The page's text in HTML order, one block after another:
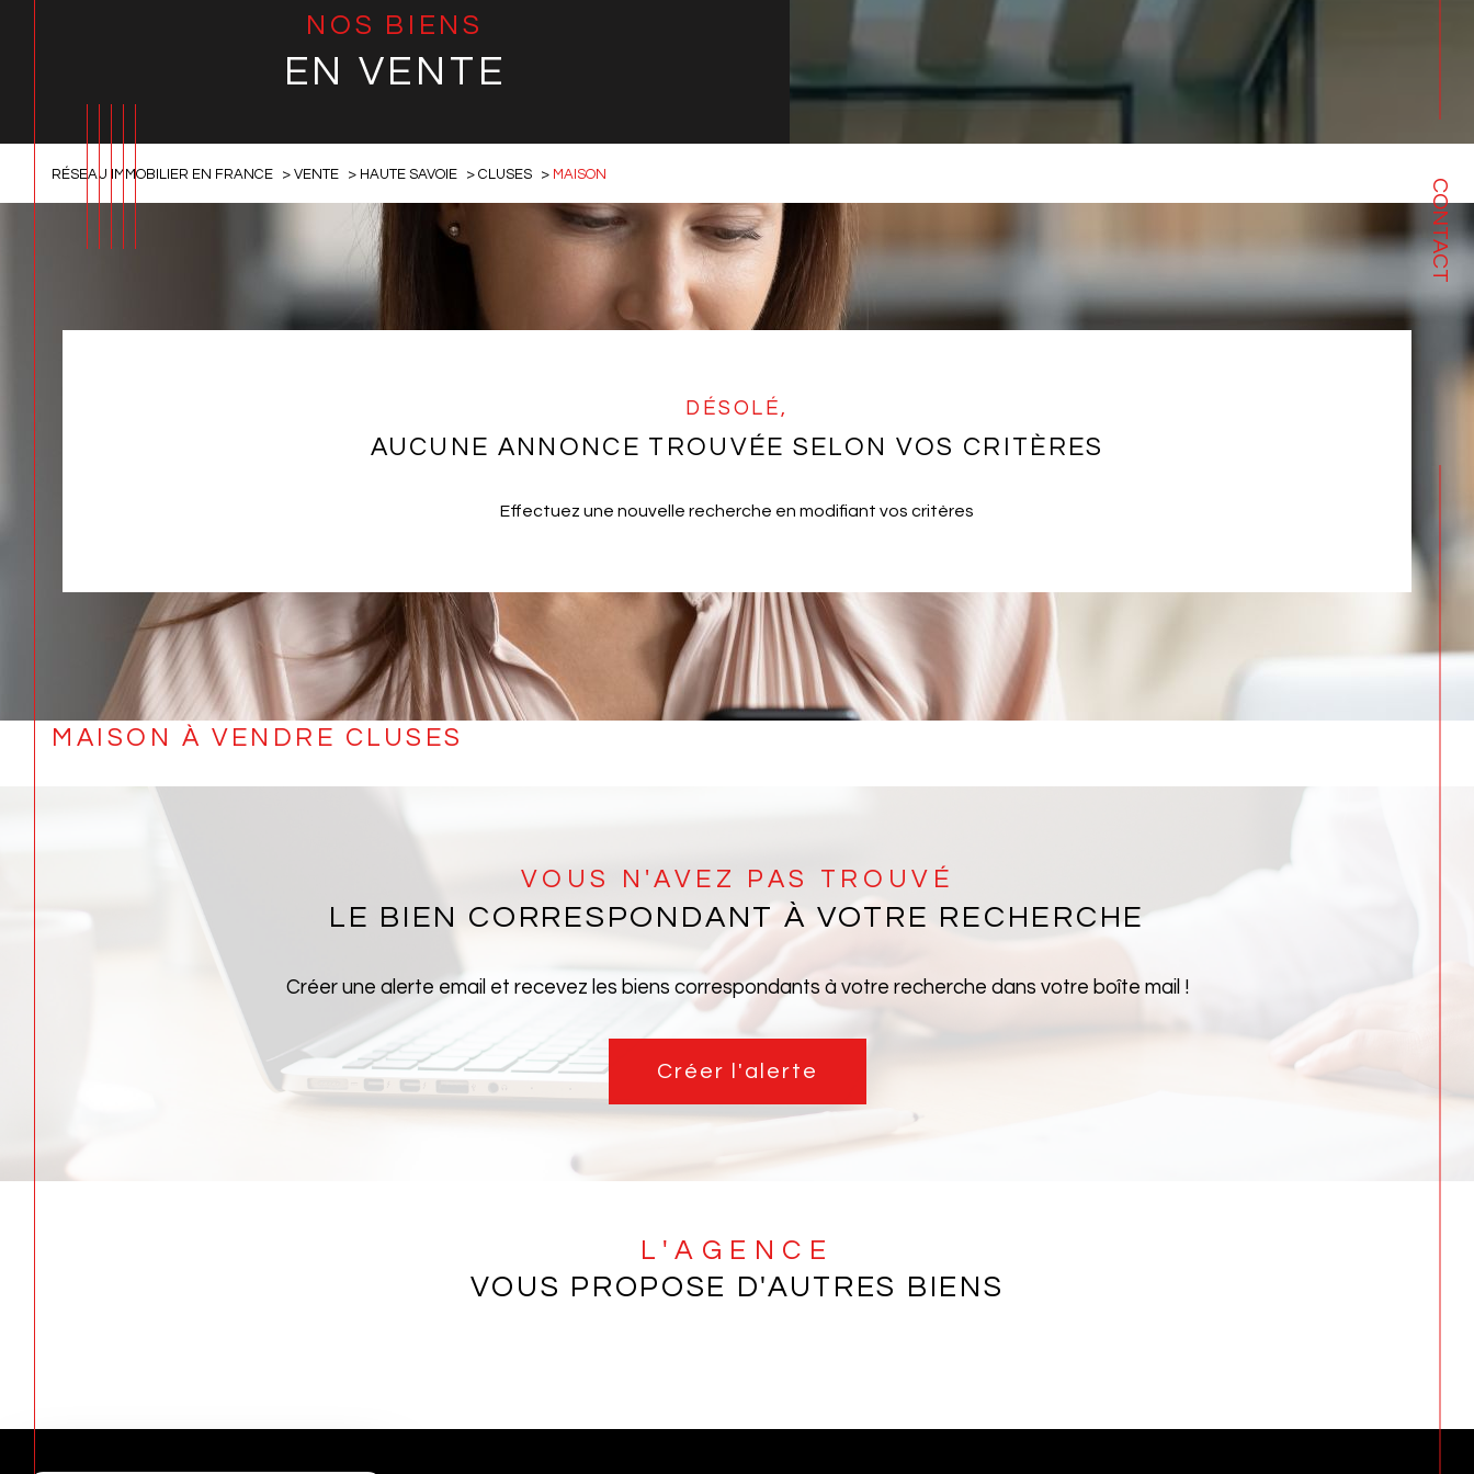
CONTACT
NOS BIENS
EN VENTE
RÉSEAU IMMOBILIER EN FRANCE VENTE HAUTE SAVOIE CLUSES MAISON
DÉSOLÉ,
AUCUNE ANNONCE TROUVÉE SELON VOS CRITÈRES
Effectuez une nouvelle recherche en modifiant vos critères
MAISON À VENDRE CLUSES
VOUS N'AVEZ PAS TROUVÉ
LE BIEN CORRESPONDANT À VOTRE RECHERCHE
Créer une alerte email et recevez les biens correspondants à votre recherche dans votre boîte mail !
Créer l'alerte
L'AGENCE
VOUS PROPOSE D'AUTRES BIENS